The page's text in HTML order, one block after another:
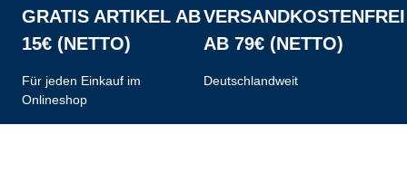
GRATIS ARTIKEL AB
15€ (NETTO)
Für jeden Einkauf im
Onlineshop
VERSANDKOSTENFREI
AB 79€ (NETTO)
Deutschlandweit